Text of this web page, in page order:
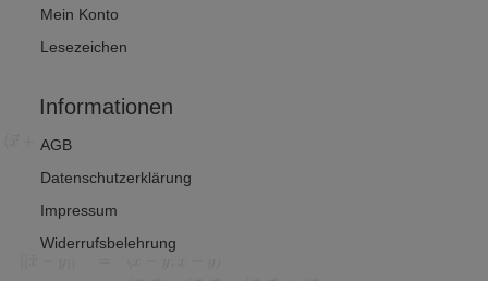
Mein Konto
Lesezeichen
Informationen
AGB
Datenschutzerklärung
Impressum
Widerrufsbelehrung